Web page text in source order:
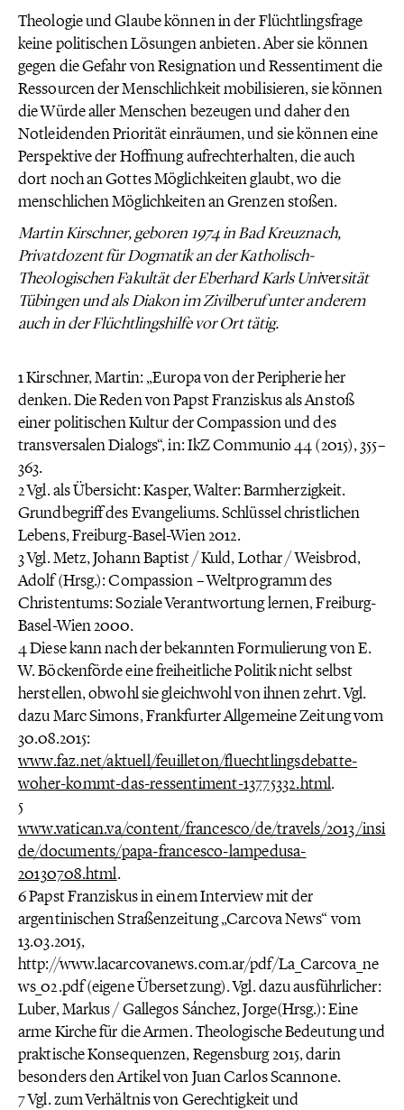
Theologie und Glaube können in der Flüchtlingsfrage
keine politischen Lösungen anbieten. Aber sie können
gegen die Gefahr von Resignation und Ressentiment die
Ressourcen der Menschlichkeit mobilisieren, sie können
die Würde aller Menschen bezeugen und daher den
Notleidenden Priorität einräumen, und sie können eine
Perspektive der Hoffnung aufrechterhalten, die auch
dort noch an Gottes Möglichkeiten glaubt, wo die
menschlichen Möglichkeiten an Grenzen stoßen.
Martin Kirschner, geboren 1974 in Bad Kreuznach,
Privatdozent für Dogmatik an der Katholisch-
Theologischen Fakultät der Eberhard Karls Universität
Tübingen und als Diakon im Zivilberuf unter anderem
auch in der Flüchtlingshilfe vor Ort tätig.
1 Kirschner, Martin: „Europa von der Peripherie her
denken. Die Reden von Papst Franziskus als Anstoß
einer politischen Kultur der Compassion und des
transversalen Dialogs“, in: IkZ Communio 44 (2015), 355–
363.
2 Vgl. als Übersicht: Kasper, Walter: Barmherzigkeit.
Grundbegriff des Evangeliums. Schlüssel christlichen
Lebens, Freiburg-Basel-Wien 2012.
3 Vgl. Metz, Johann Baptist / Kuld, Lothar / Weisbrod,
Adolf (Hrsg.): Compassion – Weltprogramm des
Christentums: Soziale Verantwortung lernen, Freiburg-
Basel-Wien 2000.
4 Diese kann nach der bekannten Formulierung von E.
W. Böckenförde eine freiheitliche Politik nicht selbst
herstellen, obwohl sie gleichwohl von ihnen zehrt. Vgl.
dazu Marc Simons, Frankfurter Allgemeine Zeitung vom
30.08.2015:
www.faz.net/aktuell/feuilleton/fluechtlingsdebatte-
woher-kommt-das-ressentiment-13775332.html.
5
www.vatican.va/content/francesco/de/travels/2013/insi
de/documents/papa-francesco-lampedusa-
20130708.html.
6 Papst Franziskus in einem Interview mit der
argentinischen Straßenzeitung „Carcova News“ vom
13.03.2015,
http://www.lacarcovanews.com.ar/pdf/La_Carcova_ne
ws_02.pdf (eigene Übersetzung). Vgl. dazu ausführlicher:
Luber, Markus / Gallegos Sánchez, Jorge(Hrsg.): Eine
arme Kirche für die Armen. Theologische Bedeutung und
praktische Konsequenzen, Regensburg 2015, darin
besonders den Artikel von Juan Carlos Scannone.
7 Vgl. zum Verhältnis von Gerechtigkeit und